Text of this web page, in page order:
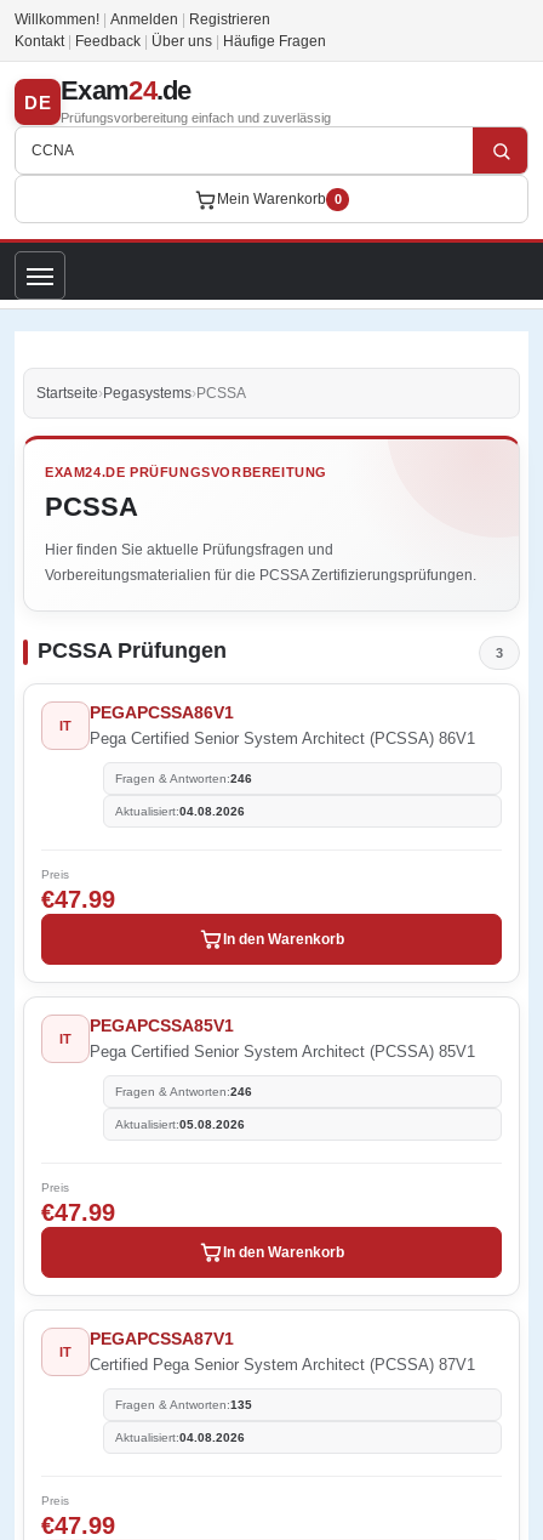
Willkommen! Anmelden
Registrieren
Kontakt
Feedback Über uns Häufige Fragen
DE Exam24.de
Prüfungsvorbereitung einfach und zuverlässig
Mein Warenkorb 0
Startseite›Pegasystems›PCSSA
EXAM24.DE PRÜFUNGSVORBEREITUNG
PCSSA
Hier finden Sie aktuelle Prüfungsfragen und
Vorbereitungsmaterialien für die PCSSA Zertifizierungsprüfungen.
PCSSA Prüfungen 3
IT
PEGAPCSSA86V1
Pega Certified Senior System Architect (PCSSA) 86V1
Fragen & Antworten:246
Aktualisiert:04.08.2026
Preis
€47.99
In den Warenkorb
IT
PEGAPCSSA85V1
Pega Certified Senior System Architect (PCSSA) 85V1
Fragen & Antworten:246
Aktualisiert:05.08.2026
Preis
€47.99
In den Warenkorb
IT
PEGAPCSSA87V1
Certified Pega Senior System Architect (PCSSA) 87V1
Fragen & Antworten:135
Aktualisiert:04.08.2026
Preis
€47.99